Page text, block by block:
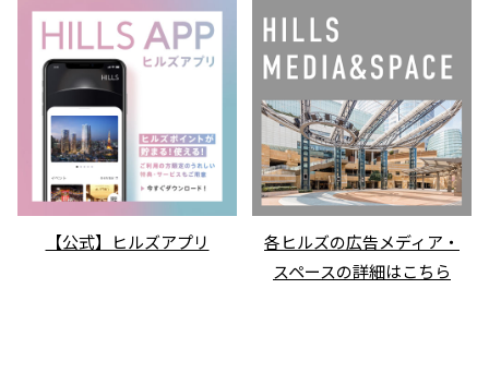
【公式】ヒルズアプリ
各ヒルズの広告メディア・
スペースの詳細はこちら